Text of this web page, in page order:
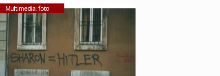
Multimedia: foto